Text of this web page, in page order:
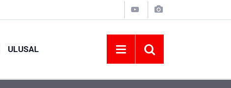
ULUSAL